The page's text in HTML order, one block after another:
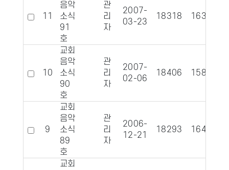
11
음악
소식
91
호
관
리
자
2007-
03-23
18318 1632
10
교회
음악
소식
90
호
관
리
자
2007-
02-06
18406 1587
9
교회
음악
소식
89
호
관
리
자
2006-
12-21
18293 1640
교회